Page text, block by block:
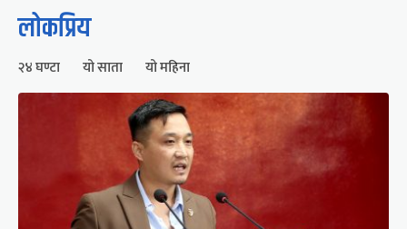
लोकप्रिय
२४ घण्टा यो साता यो महिना